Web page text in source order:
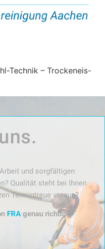
Technik – Trockeneis-
und sorgfältigen
Qualität steht bei Ihnen
Termintreue voraus?
FRAgenau richtig!